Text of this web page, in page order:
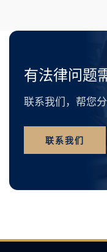
有法律问题
联系我们，帮您
联系我们